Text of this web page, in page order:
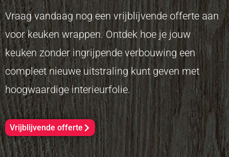
Vraag vandaag nog een vrijblijvende offerte aan
voor keuken wrappen. Ontdek hoe je jouw
keuken zonder ingrijpende verbouwing een
compleet nieuwe uitstraling kunt geven met
hoogwaardige interieurfolie.
Vrijblijvende offerte